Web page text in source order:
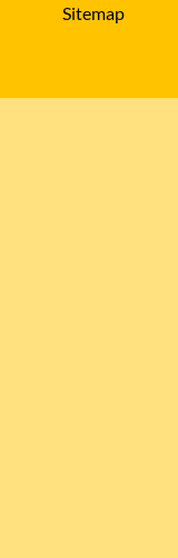
Sitemap